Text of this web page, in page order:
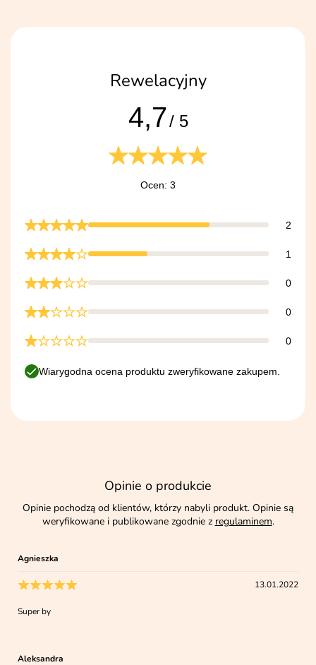
Rewelacyjny
4,7/ 5
Ocen: 3
2
1
0
0
0
Wiarygodna ocena produktu zweryfikowane zakupem.
Opinie o produkcie
Opinie pochodzą od klientów, którzy nabyli produkt. Opinie są
weryfikowane i publikowane zgodnie z regulaminem.
Agnieszka
13.01.2022
Super by
Aleksandra